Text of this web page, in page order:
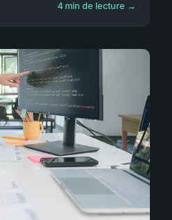
4 min de lecture →